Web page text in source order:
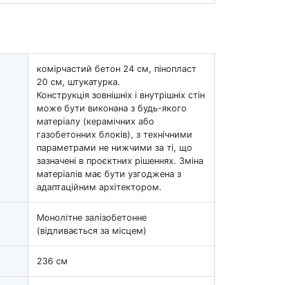
комірчастий бетон 24 см, пінопласт
20 см, штукатурка.
Конструкція зовнішніх і внутрішніх стін
може бути виконана з будь-якого
матеріалу (керамічних або
газобетонних блоків), з технічними
параметрами не нижчими за ті, що
зазначені в проєктних рішеннях. Зміна
матеріалів має бути узгоджена з
адаптаційним архітектором.
Монолітне залізобетонне
(відливається за місцем)
236 см